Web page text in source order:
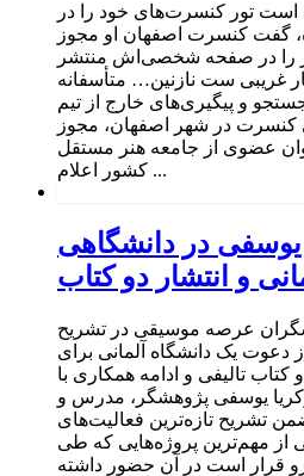
است تور کنسرت‌های خود را در
گفت کنسرت اصفهان او مجوز
را در صفحه شخصی‌اش منتشر
غریبی ست نازنین… متأسفانه
و پیگیری‌های خارج از تیم
کنسرت در شهر اصفهان، مجوز
عضوی از جامعه هنر مستقل
کشور اعلام ...
یوسفی در دانشگاهی
و انتشار دو کتاب
عرصه موسیقی در تشریح
دعوت یک دانشگاه آلمانی برای
تالیفی و ادامه همکاری با
یوسفی پژوهشگر، مدرس و
تشریح تازه‌ترین فعالیت‌های
از مهم‌ترین پروژه‌هایی که طی